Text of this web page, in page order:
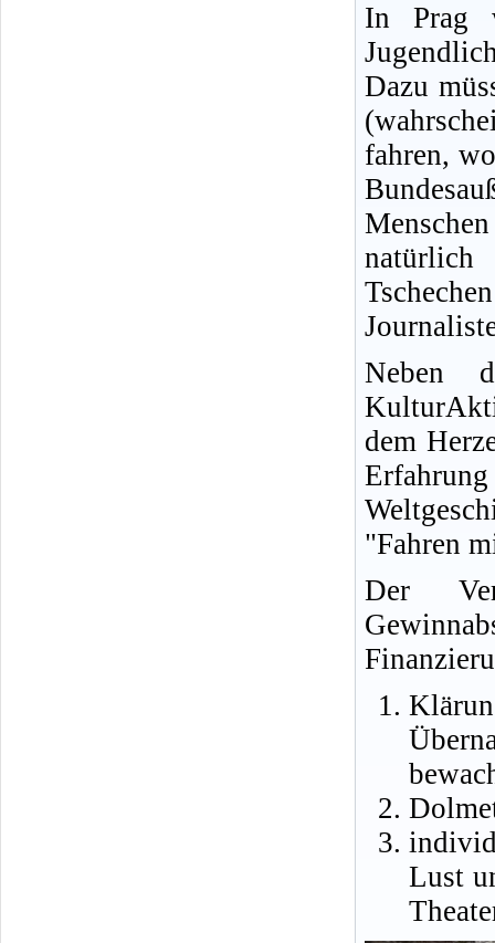
In Prag
Dazu
fahren,
Neben
dem
"Fahren
Der
Lust